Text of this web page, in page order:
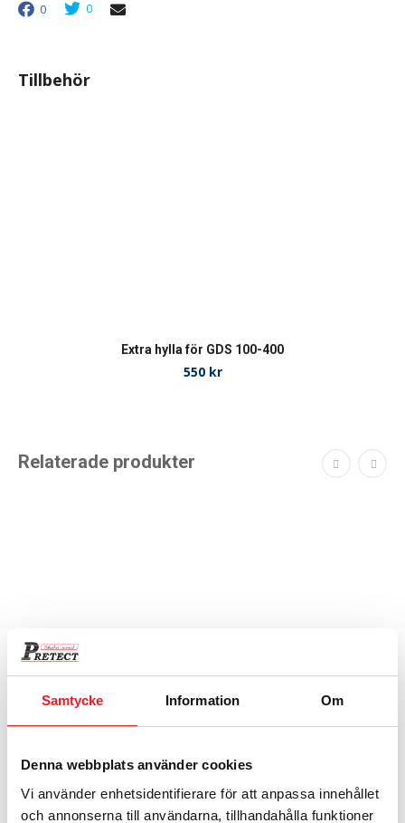
Samtycke Information Om
Denna webbplats använder cookies
Vi använder enhetsidentifierare för att anpassa innehållet
och annonserna till användarna, tillhandahålla funktioner
0 0
Tillbehör
Extra hylla för GDS 100-400
550 kr
Relaterade produkter
Rymmer 68 pärmar, Elkodlås Brandklass 120P
29 760 kr